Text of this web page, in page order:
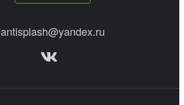
antisplash@yandex.ru